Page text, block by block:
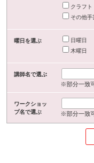
クラフト
その他手
曜日を選ぶ 日曜日
木曜日
講師名で選ぶ
※部分一致
ワークショッ
プ名で選ぶ
※部分一致